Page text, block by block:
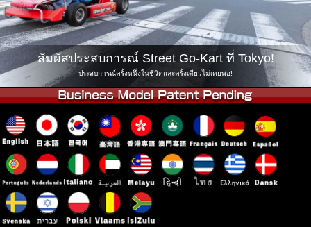
Tokyo Shinagawa Tokyo Akihabara#1
Tokyo Akihabara#2 Tokyo Shibuya
Tokyo Shibuya Annex Tokyo Bay
Tokyo Asakusa Osaka
สัมผัสประสบการณ์ Street Go-Kart ที่ Tokyo!
ประสบการณ์ครั้งหนึ่งในชีวิตและครั้งเดียวไม่เคยพอ!